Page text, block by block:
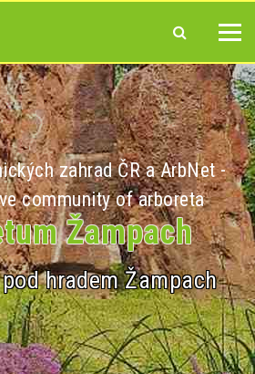
zahrad ČR a ArbNet -
community of arboreta
Žampach
hradem Žampach